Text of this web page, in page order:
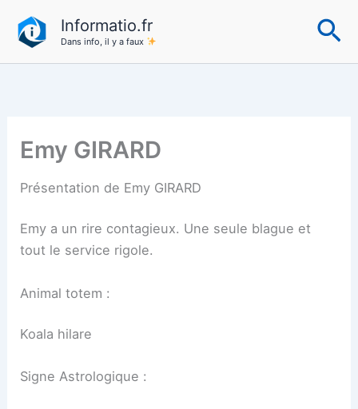
contenu
Informatio.fr
Dans info, il y a faux
Emy GIRARD
Présentation de Emy GIRARD
Emy a un rire contagieux. Une seule blague et
tout le service rigole.
Animal totem :
Koala hilare
Signe Astrologique :